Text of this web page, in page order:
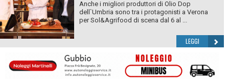
Anche i migliori produttori di Olio Dop
dell`Umbria sono tra i protagonisti a Verona
per Sol&Agrifood di scena dal 6 al ...
LEGGI